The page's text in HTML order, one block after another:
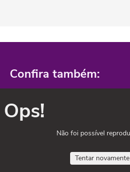
Confira também:
Ops!
Não foi possível
Tentar novamente